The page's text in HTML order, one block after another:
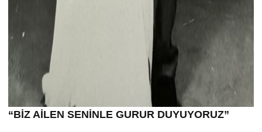
“BİZ AİLEN SENİNLE GURUR DUYUYORUZ”